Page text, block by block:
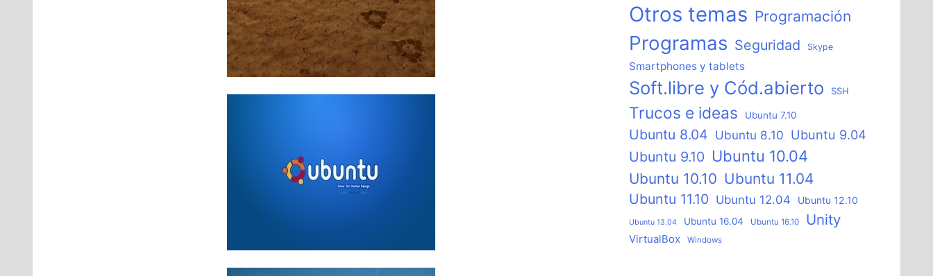
Otros temas Programación
Programas Seguridad Skype
Smartphones y tablets
Soft.libre y Cód.abierto SSH
Trucos e ideas Ubuntu 7.10
Ubuntu 8.04 Ubuntu 8.10 Ubuntu 9.04
Ubuntu 9.10 Ubuntu 10.04
Ubuntu 10.10 Ubuntu 11.04
Ubuntu 11.10 Ubuntu 12.04 Ubuntu 12.10
Ubuntu 13.04 Ubuntu 16.04 Ubuntu 16.10 Unity
VirtualBox Windows